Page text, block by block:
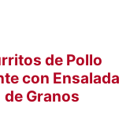
de Pollo
con Ensalada
de Granos